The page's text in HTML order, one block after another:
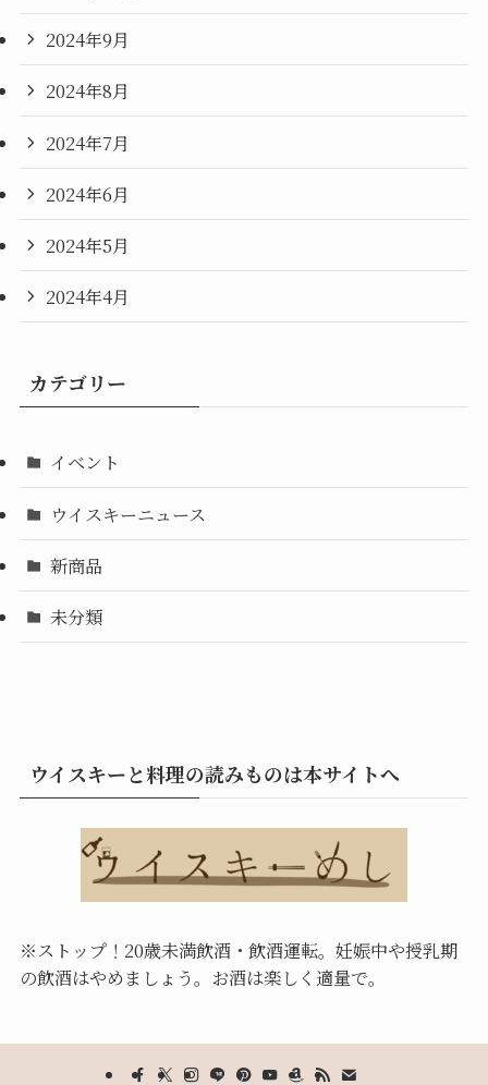
2024年9月
2024年8月
2024年7月
2024年6月
2024年5月
2024年4月
カテゴリー
イベント
ウイスキーニュース
新商品
未分類
ウイスキーと料理の読みものは本サイトへ
※ストップ！20歳未満飲酒・飲酒運転。 妊娠中や授乳期
の飲酒はやめましょう。お酒は楽しく適量で。